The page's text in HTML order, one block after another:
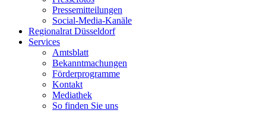
Pressemitteilungen
Social-Media-Kanäle
Regionalrat Düsseldorf
Services
Amtsblatt
Bekanntmachungen
Förderprogramme
Kontakt
Mediathek
So finden Sie uns